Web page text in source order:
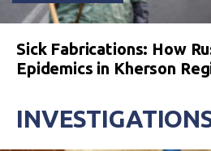
Sick Fabrications: How
Epidemics in Kherson